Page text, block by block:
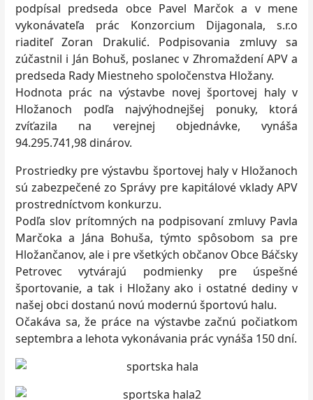
podpísal predseda obce Pavel Marčok a v mene
vykonávateľa prác Konzorcium Dijagonala, s.r.o
riaditeľ Zoran Drakulić. Podpisovania zmluvy sa
zúčastnil i Ján Bohuš, poslanec v Zhromaždení APV a
predseda Rady Miestneho spoločenstva Hložany.
Hodnota prác na výstavbe novej športovej haly v
Hložanoch podľa najvýhodnejšej ponuky, ktorá
zvíťazila na verejnej objednávke, vynáša
94.295.741,98 dinárov.
Prostriedky pre výstavbu športovej haly v Hložanoch
sú zabezpečené zo Správy pre kapitálové vklady APV
prostredníctvom konkurzu.
Podľa slov prítomných na podpisovaní zmluvy Pavla
Marčoka a Jána Bohuša, týmto spôsobom sa pre
Hložančanov, ale i pre všetkých občanov Obce Báčsky
Petrovec vytvárajú podmienky pre úspešné
športovanie, a tak i Hložany ako i ostatné dediny v
našej obci dostanú novú modernú športovú halu.
Očakáva sa, že práce na výstavbe začnú počiatkom
septembra a lehota vykonávania prác vynáša 150 dní.